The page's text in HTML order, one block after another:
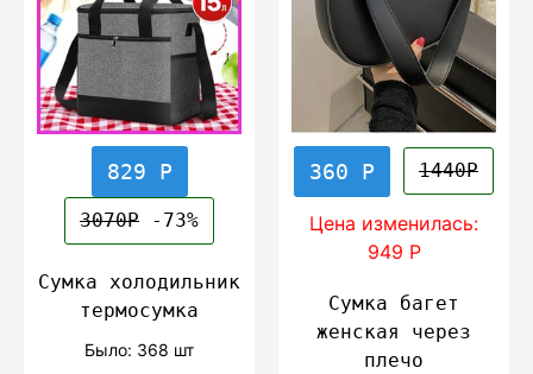
829 Р
3070Р -73%
Сумка холодильник
термосумка
Было: 368 шт
360 Р 1440Р
Цена изменилась:
949 Р
Сумка багет
женская через
плечо